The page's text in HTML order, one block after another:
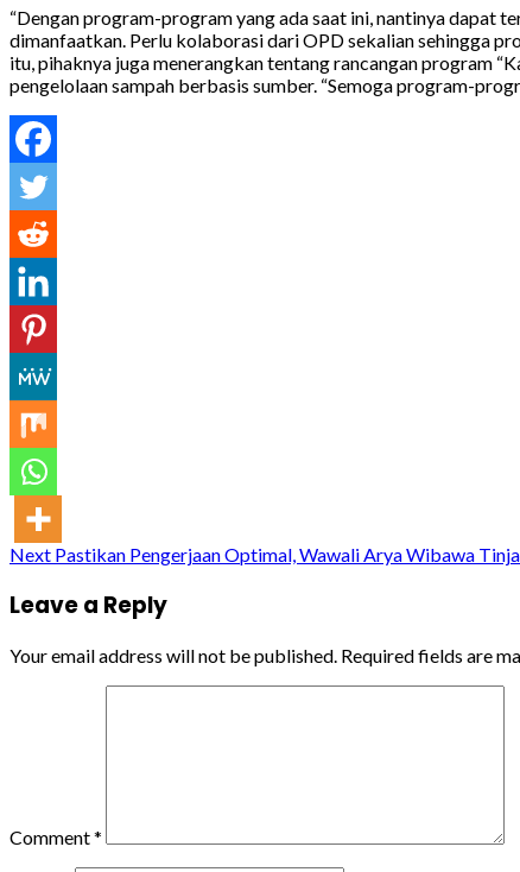
“Dengan program-program yang ada saat ini, nantinya dapat
dimanfaatkan. Perlu kolaborasi dari OPD sekalian sehingga
itu, pihaknya juga menerangkan tentang rancangan program
pengelolaan sampah berbasis sumber. “Semoga program-
Continue
Reading
Next Pastikan Pengerjaan Optimal, Wawali Arya Wibawa
Leave a Reply
Your email address will not be published. Required fields are
Comment*